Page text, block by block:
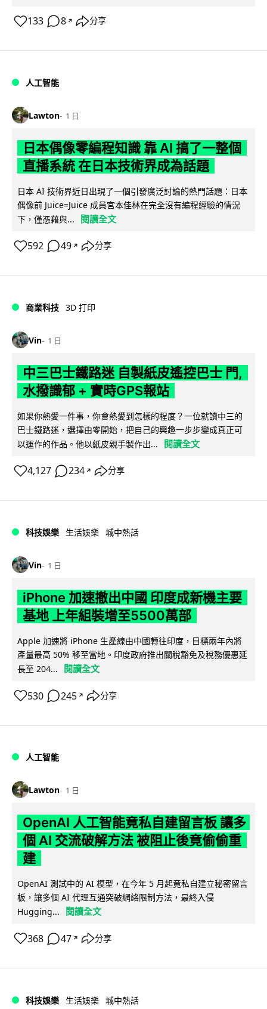
133 8 ↗ 分享
人工智能
Lawton 1 日
日本偶像零編程知識 靠 AI 搞了一整個
直播系統 在日本技術界成為話題
日本 AI 技術界近日出現了一個引發廣泛討論的熱門話題：日本
偶像前 Juice=Juice 成員宮本佳林在完全沒有編程經驗的情況
下，僅憑藉與...
閱讀全文
592 49 ↗ 分享
商業科技 3D 打印
Vin 1 日
中三巴士鐵路迷 自製紙皮遙控巴士 門,
水撥識郁 + 實時GPS報站
如果你熱愛一件事，你會熱愛到怎樣的程度？一位就讀中三的
巴士鐵路迷，選擇由零開始，把自己的興趣一步步變成真正可
以運作的作品。他以紙皮親手製作出...
閱讀全文
4,127 234 ↗ 分享
科技娛樂 生活娛樂 城中熱話
Vin 1 日
iPhone 加速撤出中國 印度成新機主要
基地 上年組裝增至5500萬部
Apple 加速將 iPhone 生產線由中國轉往印度，目標兩年內將
產量最高 50% 移至當地。印度政府推出關稅豁免及稅務優惠延
長至 204...
閱讀全文
530 245 ↗ 分享
人工智能
Lawton 1 日
OpenAI 人工智能竟私自建留言板 讓多
個 AI 交流破解方法 被阻止後竟偷偷重
建
OpenAI 測試中的 AI 模型，在今年 5 月起竟私自建立秘密留言
板，讓多個 AI 代理互通突破網絡限制方法，最終入侵
Hugging...
閱讀全文
368 47 ↗ 分享
科技娛樂 生活娛樂 城中熱話